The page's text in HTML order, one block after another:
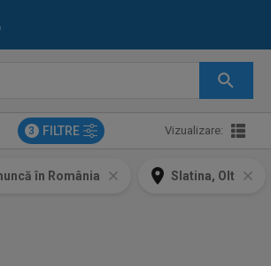
3 FILTRE Vizualizare:
în România Slatina, Olt